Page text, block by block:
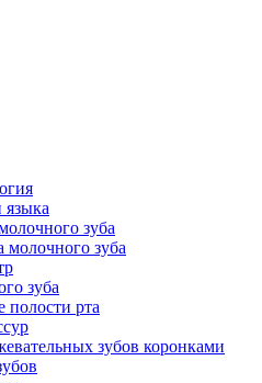
языка
зуба
молочного зуба
зуба
полости рта
зубов коронками